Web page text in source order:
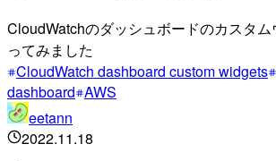
CloudWatchのダッシュボードのカスタ
ってみました
CloudWatch dashboard custom widgets
dashboard AWS
eetann
2022.11.18